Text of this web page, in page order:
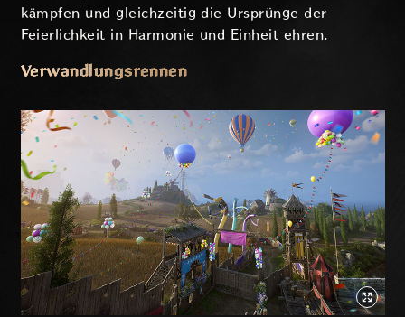
kämpfen und gleichzeitig die Ursprünge der
Feierlichkeit in Harmonie und Einheit ehren.
Verwandlungsrennen